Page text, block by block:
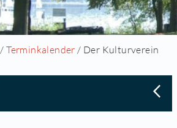
/Terminkalender / Der Kulturverein